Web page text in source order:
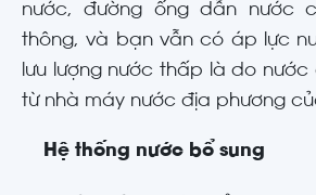
nước, đường ống dẫn nước
thông, và bạn vẫn có áp lực
lưu lượng nước thấp là do
từ nhà máy nước địa phương
Hệ thống nước bổ sung